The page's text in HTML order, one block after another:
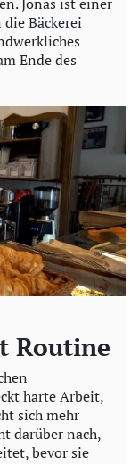
Bäckerei
Ende des
Routine
harte Arbeit,
sich mehr
darüber nach,
bevor sie